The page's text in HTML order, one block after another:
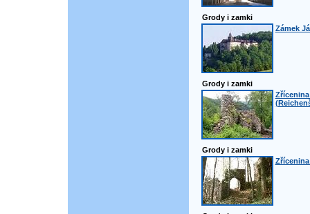
Grody i zamki
Zámek
Grody i zamki
Grody i zamki